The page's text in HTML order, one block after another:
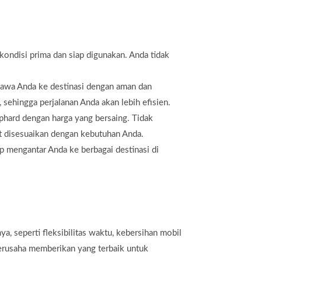
prima dan siap digunakan. Anda tidak
Anda ke destinasi dengan aman dan
perjalanan Anda akan lebih efisien.
dengan harga yang bersaing. Tidak
dengan kebutuhan Anda.
mengantar Anda ke berbagai destinasi di
seperti fleksibilitas waktu, kebersihan mobil
memberikan yang terbaik untuk